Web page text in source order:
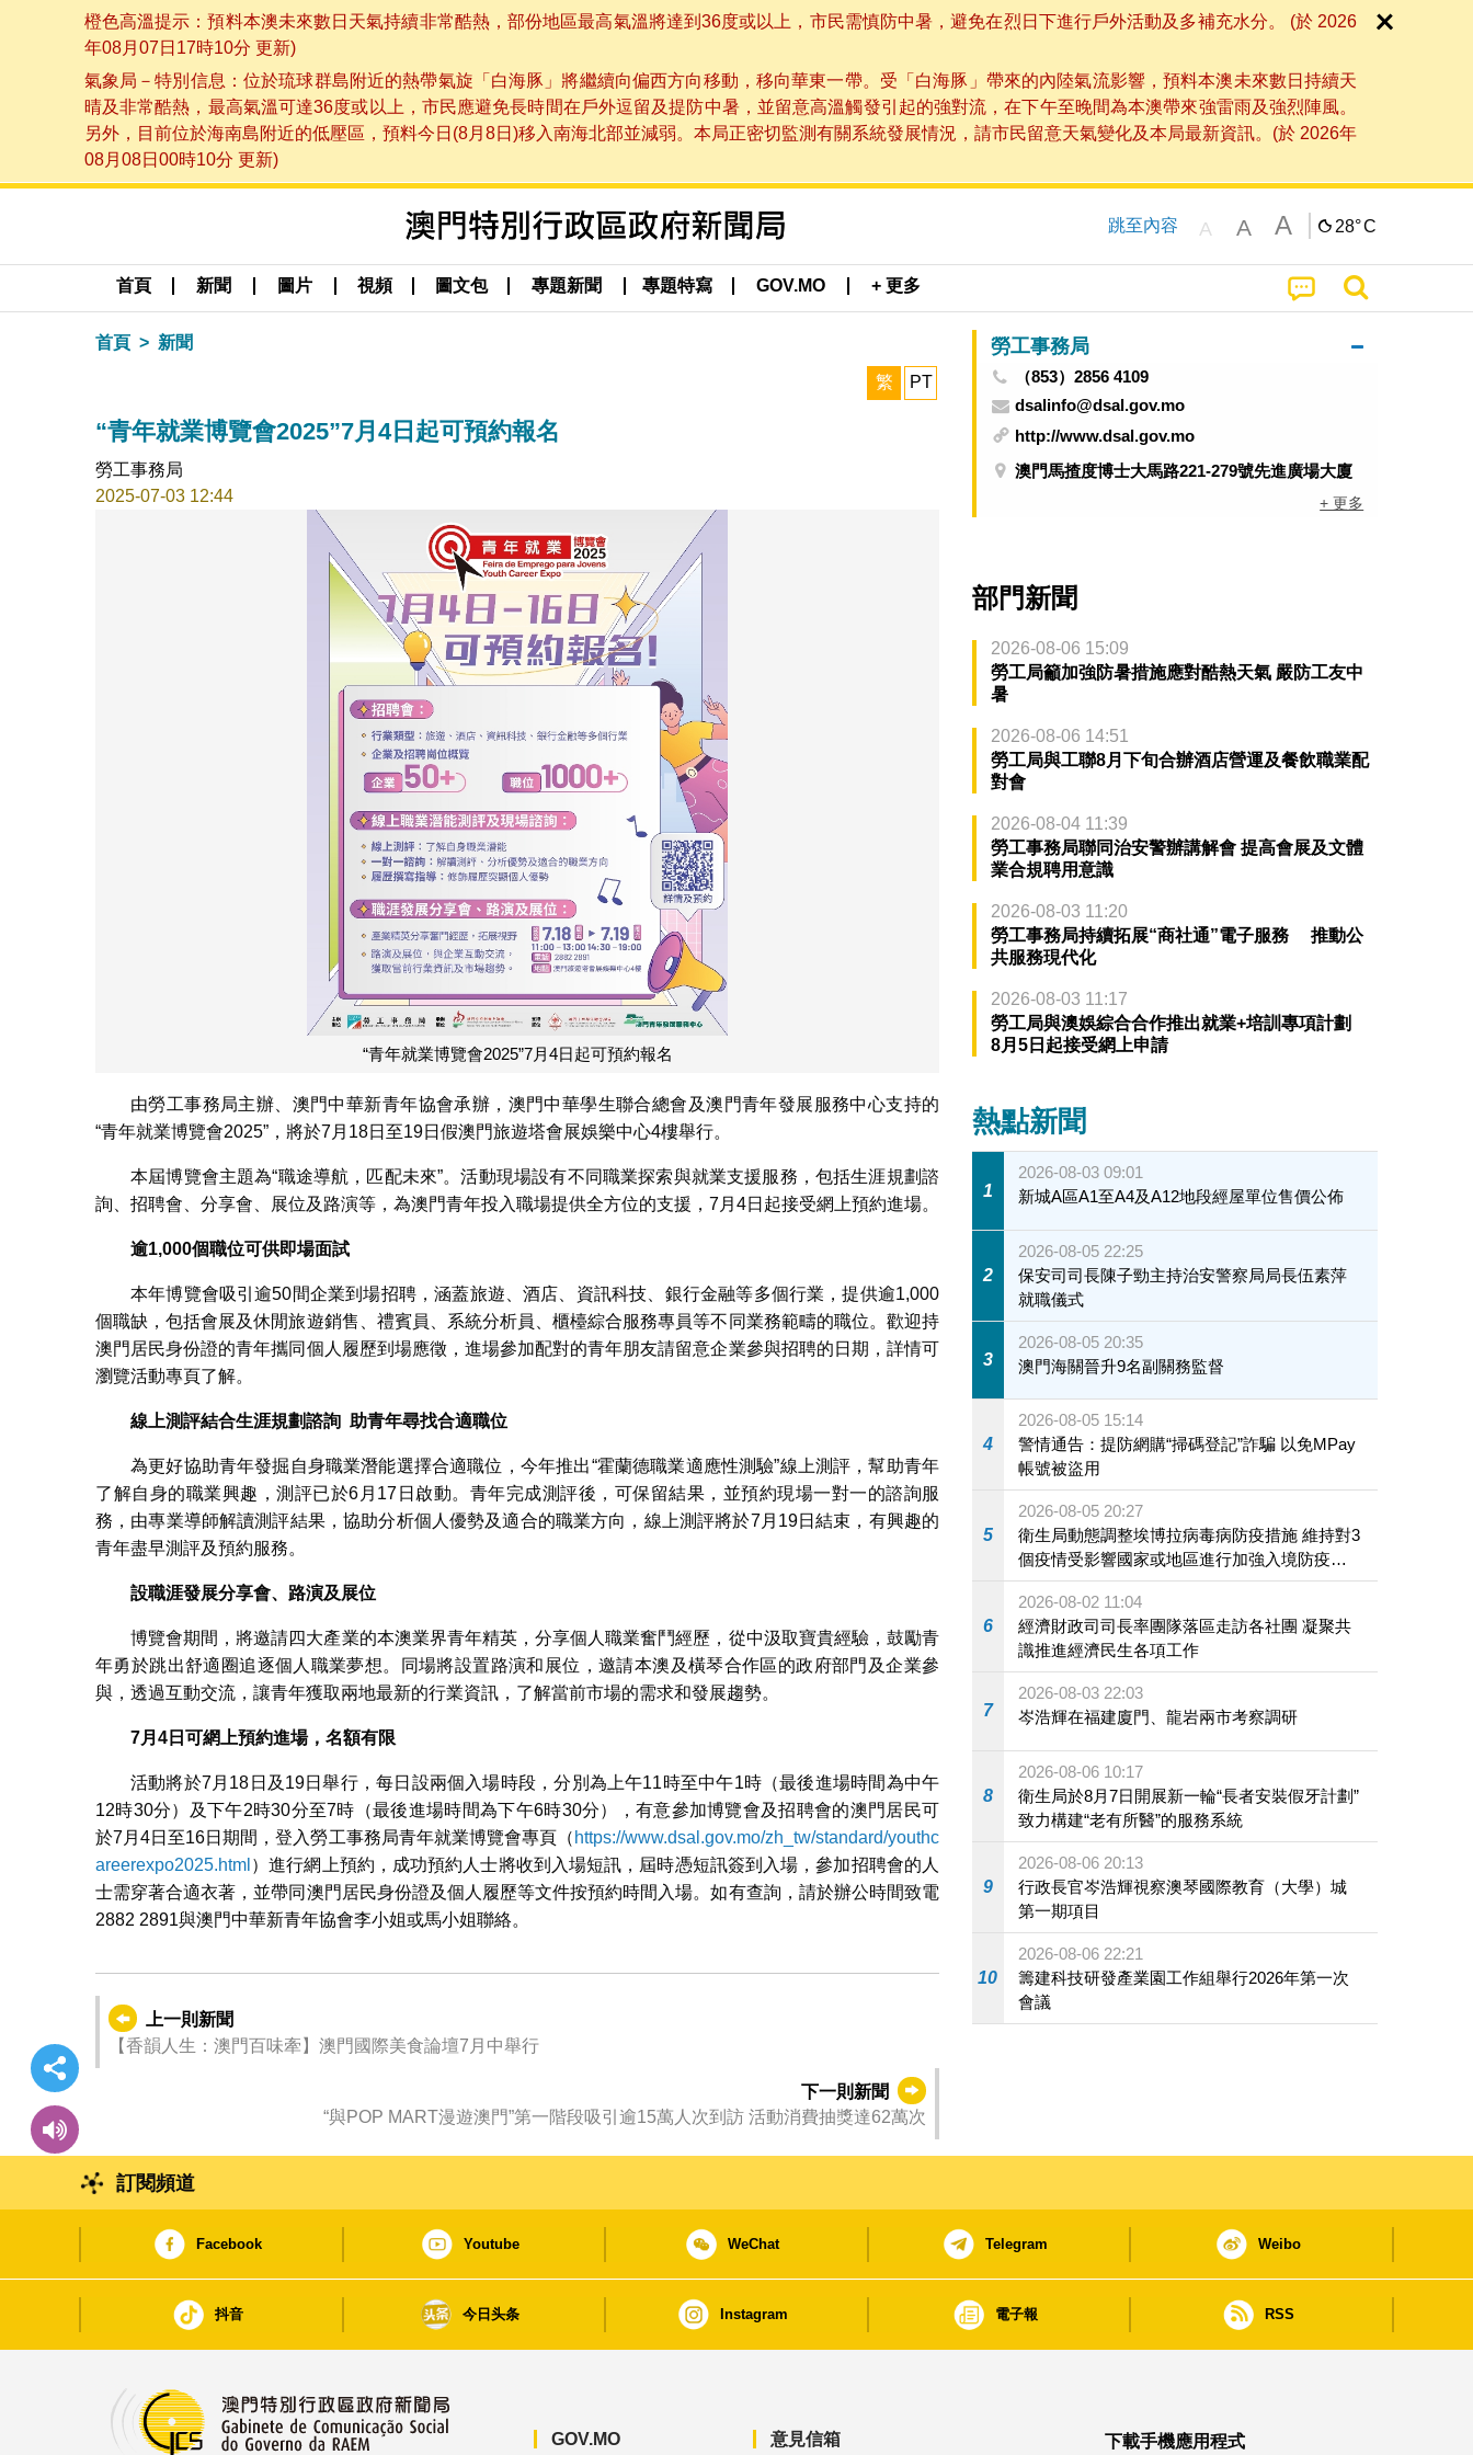
橙色高溫提示：預料本澳未來數日天氣持續非常酷熱，部份地區最高氣溫將達到36度或以上，市民需慎防中暑，避免在烈日下進行戶外活動及多補充水分。 (於 2026
年08月07日17時10分 更新)
氣象局－特別信息：位於琉球群島附近的熱帶氣旋「白海豚」將繼續向偏西方向移動，移向華東一帶。受「白海豚」帶來的內陸氣流影響，預料本澳未來數日持續天
晴及非常酷熱，最高氣溫可達36度或以上，市民應避免長時間在戶外逗留及提防中暑，並留意高溫觸發引起的強對流，在下午至晚間為本澳帶來強雷雨及強烈陣風。
另外，目前位於海南島附近的低壓區，預料今日(8月8日)移入南海北部並減弱。本局正密切監測有關系統發展情況，請市民留意天氣變化及本局最新資訊。(於 2026年
08月08日00時10分 更新)
跳至內容 A A A 28°C
首頁 新聞 圖片 視頻 圖文包 專題新聞 專題特寫 GOV.MO + 更多
首頁 新聞
繁 PT
“青年就業博覽會2025”7月4日起可預約報名
勞工事務局
2025-07-03 12:44
“青年就業博覽會2025”7月4日起可預約報名
由勞工事務局主辦、澳門中華新青年協會承辦，澳門中華學生聯合總會及澳門青年發展服務中心支持的
“青年就業博覽會2025”，將於7月18日至19日假澳門旅遊塔會展娛樂中心4樓舉行。
本屆博覽會主題為“職途導航，匹配未來”。活動現場設有不同職業探索與就業支援服務，包括生涯規劃諮
詢、招聘會、分享會、展位及路演等，為澳門青年投入職場提供全方位的支援，7月4日起接受網上預約進場。
逾1,000個職位可供即場面試
本年博覽會吸引逾50間企業到場招聘，涵蓋旅遊、酒店、資訊科技、銀行金融等多個行業，提供逾1,000
個職缺，包括會展及休閒旅遊銷售、禮賓員、系統分析員、櫃檯綜合服務專員等不同業務範疇的職位。歡迎持
澳門居民身份證的青年攜同個人履歷到場應徵，進場參加配對的青年朋友請留意企業參與招聘的日期，詳情可
瀏覽活動專頁了解。
線上測評結合生涯規劃諮詢 助青年尋找合適職位
為更好協助青年發掘自身職業潛能選擇合適職位，今年推出“霍蘭德職業適應性測驗”線上測評，幫助青年
了解自身的職業興趣，測評已於6月17日啟動。青年完成測評後，可保留結果，並預約現場一對一的諮詢服
務，由專業導師解讀測評結果，協助分析個人優勢及適合的職業方向，線上測評將於7月19日結束，有興趣的
青年盡早測評及預約服務。
設職涯發展分享會、路演及展位
博覽會期間，將邀請四大產業的本澳業界青年精英，分享個人職業奮鬥經歷，從中汲取寶貴經驗，鼓勵青
年勇於跳出舒適圈追逐個人職業夢想。同場將設置路演和展位，邀請本澳及橫琴合作區的政府部門及企業參
與，透過互動交流，讓青年獲取兩地最新的行業資訊，了解當前市場的需求和發展趨勢。
7月4日可網上預約進場，名額有限
活動將於7月18日及19日舉行，每日設兩個入場時段，分別為上午11時至中午1時（最後進場時間為中午
12時30分）及下午2時30分至7時（最後進場時間為下午6時30分），有意參加博覽會及招聘會的澳門居民可
於7月4日至16日期間，登入勞工事務局青年就業博覽會專頁（ https://www.dsal.gov.mo/zh_tw/standard/youthc
areerexpo2025.html ）進行網上預約，成功預約人士將收到入場短訊，屆時憑短訊簽到入場，參加招聘會的人
士需穿著合適衣著，並帶同澳門居民身份證及個人履歷等文件按預約時間入場。如有查詢，請於辦公時間致電
2882 2891與澳門中華新青年協會李小姐或馬小姐聯絡。
上一則新聞
【香韻人生：澳門百味牽】澳門國際美食論壇7月中舉行
下一則新聞
“與POP MART漫遊澳門”第一階段吸引逾15萬人次到訪 活動消費抽獎達62萬次
勞工事務局
（853）2856 4109
dsalinfo@dsal.gov.mo
http://www.dsal.gov.mo
澳門馬揸度博士大馬路221-279號先進廣場大廈
+ 更多
部門新聞
2026-08-06 15:09
勞工局籲加強防暑措施應對酷熱天氣 嚴防工友中
暑
2026-08-06 14:51
勞工局與工聯8月下旬合辦酒店營運及餐飲職業配
對會
2026-08-04 11:39
勞工事務局聯同治安警辦講解會 提高會展及文體
業合規聘用意識
2026-08-03 11:20
勞工事務局持續拓展“商社通”電子服務 推動公
共服務現代化
2026-08-03 11:17
勞工局與澳娛綜合合作推出就業+培訓專項計劃
8月5日起接受網上申請
熱點新聞
1
2026-08-03 09:01
新城A區A1至A4及A12地段經屋單位售價公佈
2
2026-08-05 22:25
保安司司長陳子勁主持治安警察局局長伍素萍
就職儀式
3
2026-08-05 20:35
澳門海關晉升9名副關務監督
4
2026-08-05 15:14
警情通告：提防網購“掃碼登記”詐騙 以免MPay
帳號被盜用
5
2026-08-05 20:27
衛生局動態調整埃博拉病毒病防疫措施 維持對3
個疫情受影響國家或地區進行加強入境防疫措
施
6
2026-08-02 11:04
經濟財政司司長率團隊落區走訪各社團 凝聚共
識推進經濟民生各項工作
7
2026-08-03 22:03
岑浩輝在福建廈門、龍岩兩市考察調研
8
2026-08-06 10:17
衛生局於8月7日開展新一輪“長者安裝假牙計劃”
致力構建“老有所醫”的服務系統
9
2026-08-06 20:13
行政長官岑浩輝視察澳琴國際教育（大學）城
第一期項目
10
2026-08-06 22:21
籌建科技研發產業園工作組舉行2026年第一次
會議
訂閱頻道
Facebook Youtube WeChat Telegram Weibo
抖音 今日头条 Instagram 電子報 RSS
GOV.MO 意見信箱 下載手機應用程式